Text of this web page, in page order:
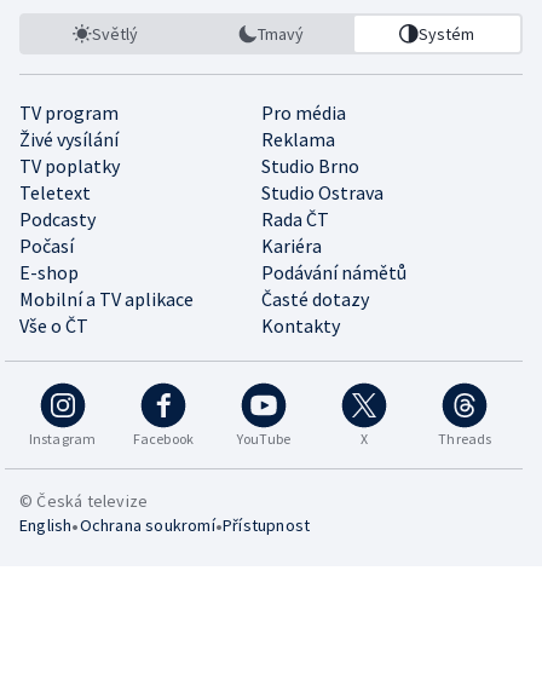
Světlý Tmavý Systém
TV program
Pro média
Živé vysílání
Reklama
TV poplatky
Studio Brno
Teletext
Studio Ostrava
Podcasty
Rada ČT
Počasí
Kariéra
E-shop
Podávání námětů
Mobilní a TV aplikace
Časté dotazy
Vše o ČT
Kontakty
Instagram Facebook YouTube X Threads
© Česká televize
English•Ochrana soukromí•Přístupnost